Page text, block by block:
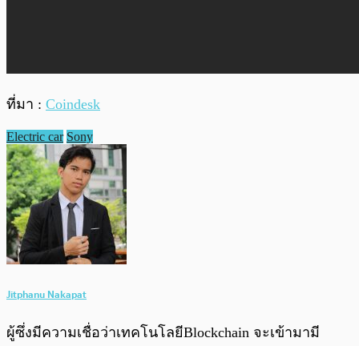
ที่มา : Coindesk
Electric car Sony
Jitphanu Nakapat
ผู้ซึ่งมีความเชื่อว่าเทคโนโลยีBlockchain จะเข้ามามี